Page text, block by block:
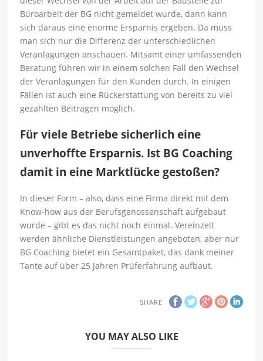
Büroarbeit der BG nicht gemeldet wurde, dann kann
sich daraus eine enorme Ersparnis ergeben. Da muss
man sich nur die Differenz der unterschiedlichen
Veranlagungen anschauen. Mitsamt einer umfassenden
Beratung führen wir in einem solchen Fall den Wechsel
der Veranlagungen für den Kunden durch. In einigen
Fällen ist auch eine Rückerstattung von bereits zu viel
gezahlten Beiträgen möglich.
Für viele Betriebe sicherlich eine
unverhoffte Ersparnis. Ist BG Coaching
damit in eine Marktlücke gestoßen?
In dieser Form – also, dass eine Firma direkt mit dem
Know-how aus der Berufsgenossenschaft aufgebaut
wurde – gibt es das nicht noch einmal. Vereinzelt
werden ähnliche Dienstleistungen angeboten, aber nur
BG Coaching bietet ein Gesamtpaket, das dank meiner
Tante auf über 25 Jahren Prüferfahrung aufbaut.
SHARE
YOU MAY ALSO LIKE